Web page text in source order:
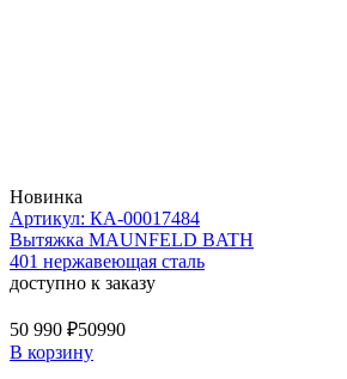
Новинка
Артикул: КА-00017484
Вытяжка MAUNFELD BATH
401 нержавеющая сталь
доступно к заказу
50 990 ₽50990
В корзину